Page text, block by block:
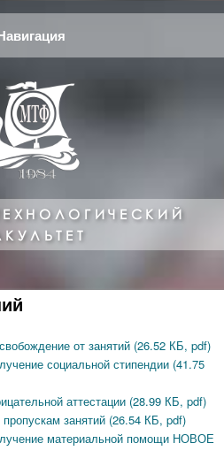
от занятий (26.52 КБ, pdf)
социальной стипендии (41.75
аттестации (28.99 КБ, pdf)
занятий (26.54 КБ, pdf)
материальной помощи НОВОЕ